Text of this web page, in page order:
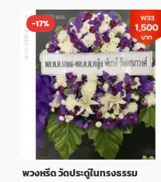
-17%
พวงหรีด วัดประดู่ในทรงธรรม